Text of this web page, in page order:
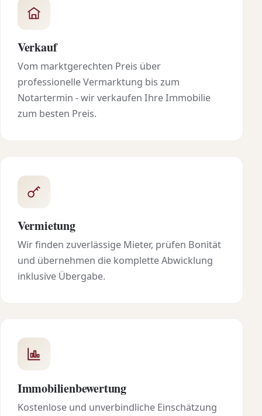
Verkauf
Vom marktgerechten Preis über
professionelle Vermarktung bis zum
Notartermin - wir verkaufen Ihre Immobilie
zum besten Preis.
Vermietung
Wir finden zuverlässige Mieter, prüfen Bonität
und übernehmen die komplette Abwicklung
inklusive Übergabe.
Immobilienbewertung
Kostenlose und unverbindliche Einschätzung